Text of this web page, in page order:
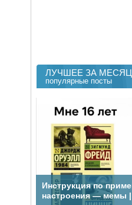
ЛУЧШЕЕ ЗА МЕСЯЦ
популярные посты
Инструкция по
настроения — мемы